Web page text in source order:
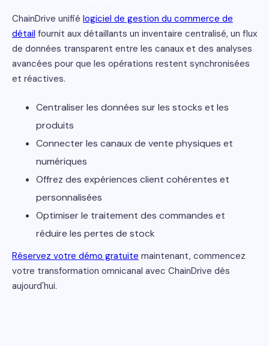
ChainDrive unifié logiciel de gestion du commerce de
détail fournit aux détaillants un inventaire centralisé, un flux
de données transparent entre les canaux et des analyses
avancées pour que les opérations restent synchronisées
et réactives.
Centraliser les données sur les stocks et les
produits
Connecter les canaux de vente physiques et
numériques
Offrez des expériences client cohérentes et
personnalisées
Optimiser le traitement des commandes et
réduire les pertes de stock
Réservez votre démo gratuite maintenant, commencez
votre transformation omnicanal avec ChainDrive dès
aujourd'hui.